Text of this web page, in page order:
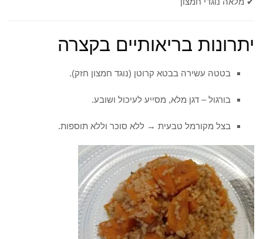
יתרונות בריאותיים בקצרה
בטטה עשירה בבטא קרוטן (נוגד חמצון חזק).
בורגול – דגן מלא, מסייע לעיכול ושובע.
בצל מקורמל טבעית → ללא סוכר וללא תוספות.